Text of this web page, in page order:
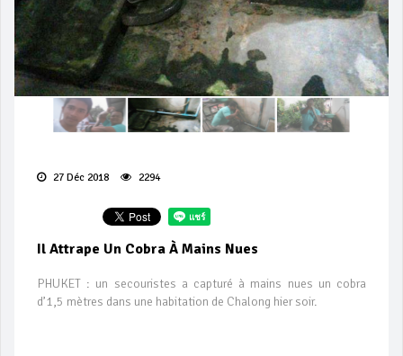
27 Déc 2018 2294
Il Attrape Un Cobra À Mains Nues
PHUKET : un secouristes a capturé à mains nues un cobra
d’1,5 mètres dans une habitation de Chalong hier soir.